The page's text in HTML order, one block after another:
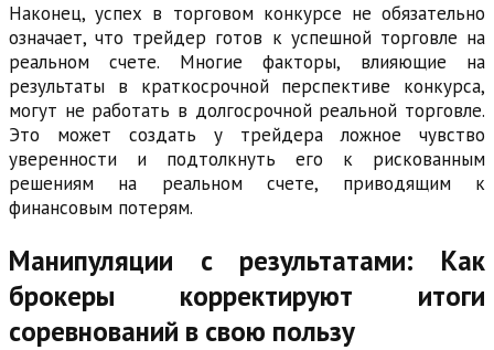
Наконец, успех в торговом конкурсе не обязательно
означает, что трейдер готов к успешной торговле на
реальном счете. Многие факторы, влияющие на
результаты в краткосрочной перспективе конкурса,
могут не работать в долгосрочной реальной торговле.
Это может создать у трейдера ложное чувство
уверенности и подтолкнуть его к рискованным
решениям на реальном счете, приводящим к
финансовым потерям.
Манипуляции с результатами: Как
брокеры корректируют итоги
соревнований в свою пользу